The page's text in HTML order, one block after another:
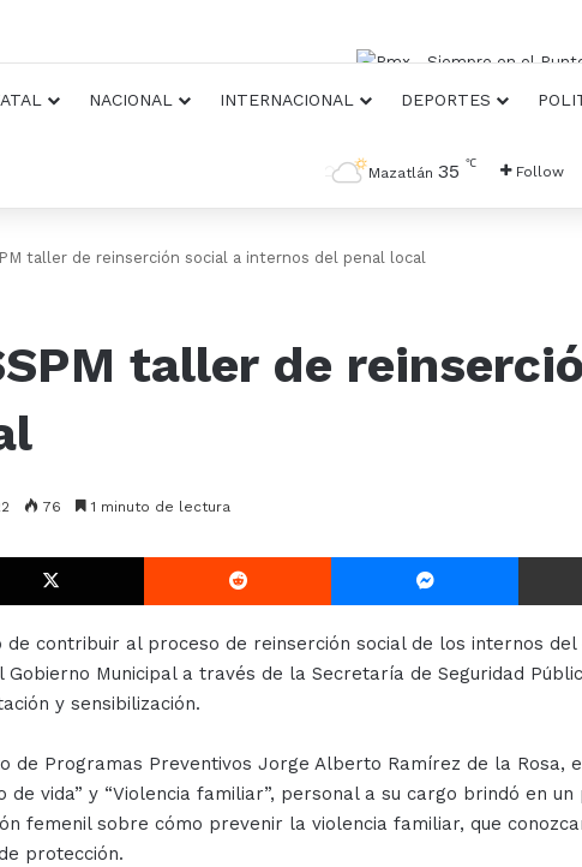
NACIONAL INTERNACIONAL DEPORTES
Mazatlán 35 ℃ Follow
taller de reinserción social a internos del penal local
taller de
76 1 minuto de lectura
X Reddit
de contribuir al proceso de reinserción social de los internos del
Municipal a través de la Secretaría de Seguridad
y sensibilización.
de Programas Preventivos Jorge Alberto Ramírez de la Rosa,
vida” y “Violencia familiar”, personal a su cargo brindó en un
femenil sobre cómo prevenir la violencia familiar, que
protección.